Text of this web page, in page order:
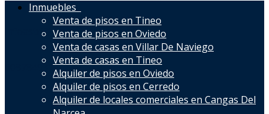
infoastri@ainmobiliarianarcea.com
608784931
Inmuebles
Venta de pisos en Tineo
Venta de pisos en Oviedo
Venta de casas en Villar De Naviego
Venta de casas en Tineo
Alquiler de pisos en Oviedo
Alquiler de pisos en Cerredo
Alquiler de locales comerciales en Cangas Del